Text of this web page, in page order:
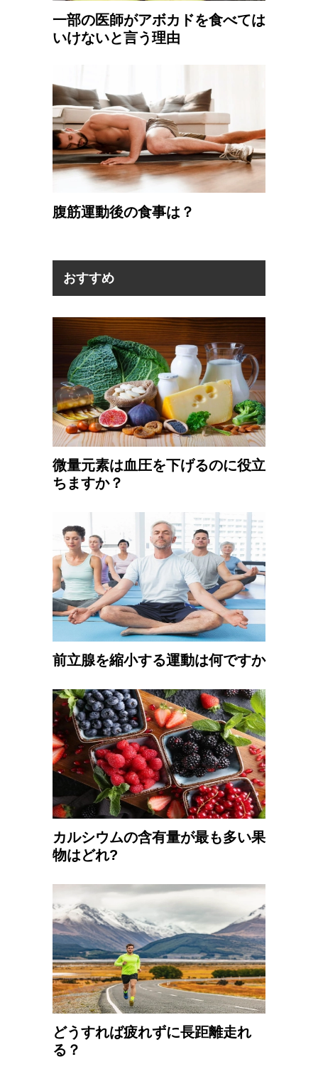
一部の医師がアボカドを食べては
いけないと言う理由
腹筋運動後の食事は？
おすすめ
微量元素は血圧を下げるのに役立
ちますか？
前立腺を縮小する運動は何ですか
カルシウムの含有量が最も多い果
物はどれ?
どうすれば疲れずに長距離走れ
る？